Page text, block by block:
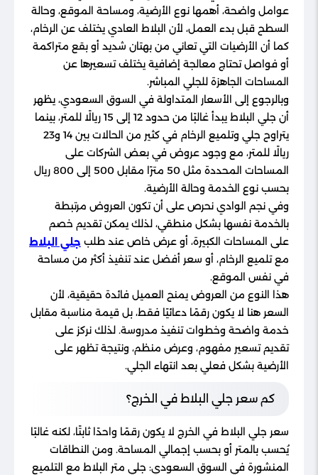
عوامل واضحة، أهمها نوع الأرضية، ومساحة الموقع، وحالة
السطح قبل بدء العمل، لأن البلاط العادي يختلف عن الرخام،
كما أن الأرضيات التي تعاني من بهتان شديد أو بقع متراكمة
أو فواصل تحتاج معالجة إضافية يختلف تسعيرها عن
المساحات الجاهزة للجلي المباشر.
وبالرجوع إلى الأسعار المتداولة في السوق السعودي، يظهر
أن جلي البلاط يبدأ غالبًا من حدود 12 إلى 15 ريالًا للمتر، بينما
يتراوح جلي وتلميع الرخام في كثير من الحالات بين 14 و23
ريالًا للمتر، مع وجود عروض في بعض الشركات على
المساحات المحددة مثل 50 مترًا مقابل 500 إلى 800 ريال
بحسب نوع الخدمة وحالة الأرضية.
وفي نجم الوادي نحرص على أن تكون العروض مرتبطة
بالخدمة نفسها بشكل منطقي، لذلك يمكن تقديم خصم
على المساحات الكبيرة، أو عرض خاص عند طلب جلي البلاط
مع تلميع الرخام، أو سعر أفضل عند تنفيذ أكثر من مساحة
في نفس الموقع.
هذا النوع من العروض يمنح العميل فائدة حقيقية، لأن
السعر هنا لا يكون رقمًا دعائيًا فقط، بل قيمة مناسبة مقابل
خدمة واضحة وخطوات تنفيذ مدروسة. لذلك نركز على
تقديم تسعير مفهوم، وعرض منظم، ونتيجة تظهر على
الأرضية بشكل فعلي بعد انتهاء الجلي.
كم سعر جلي البلاط في الخرج؟
سعر جلي البلاط في الخرج لا يكون رقمًا واحدًا ثابتًا، لكنه غالبًا
يُحسب بالمتر أو بحسب إجمالي المساحة. ومن النطاقات
المنشورة في السوق السعودي: جلي متر البلاط مع التلميع